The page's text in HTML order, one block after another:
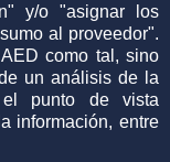
y/o "asignar los
al proveedor".
como tal, sino
un análisis de la
el punto de vista
información, entre